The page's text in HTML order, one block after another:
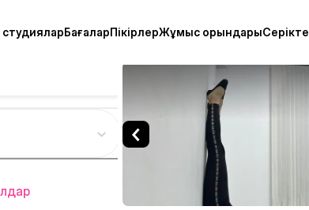
БағаларПікірлерЖұмыс орындары
— Фитнес-